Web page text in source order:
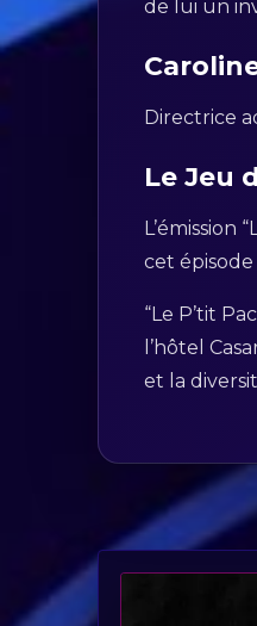
de lui un
Directrice
Le Jeu
L’émission
cet épisode
“Le P’tit
l’hôtel
et la